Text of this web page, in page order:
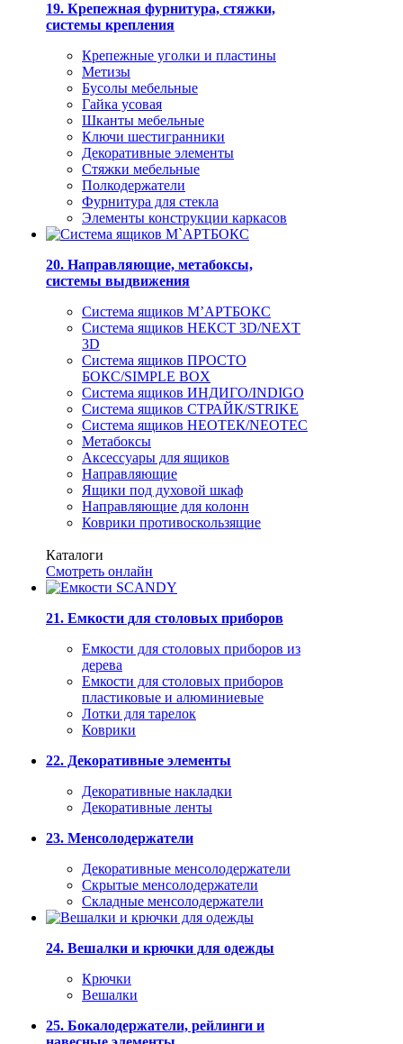
19. Крепежная фурнитура, стяжки,
системы крепления
Крепежные уголки и пластины
Метизы
Бусолы мебельные
Гайка усовая
Шканты мебельные
Ключи шестигранники
Декоративные элементы
Стяжки мебельные
Полкодержатели
Фурнитура для стекла
Элементы конструкции каркасов
20. Направляющие, метабоксы,
системы выдвижения
Система ящиков М’АРТБОКС
Система ящиков НЕКСТ 3D/NEXT
3D
Система ящиков ПРОСТО
БОКС/SIMPLE BOX
Система ящиков ИНДИГО/INDIGO
Система ящиков СТРАЙК/STRIKE
Система ящиков НЕОТЕК/NEOTEC
Метабоксы
Аксессуары для ящиков
Направляющие
Ящики под духовой шкаф
Направляющие для колонн
Коврики противоскользящие
Каталоги
Смотреть онлайн
21. Емкости для столовых приборов
Емкости для столовых приборов из
дерева
Емкости для столовых приборов
пластиковые и алюминиевые
Лотки для тарелок
Коврики
22. Декоративные элементы
Декоративные накладки
Декоративные ленты
23. Менсолодержатели
Декоративные менсолодержатели
Скрытые менсолодержатели
Складные менсолодержатели
24. Вешалки и крючки для одежды
Крючки
Вешалки
25. Бокалодержатели, рейлинги и